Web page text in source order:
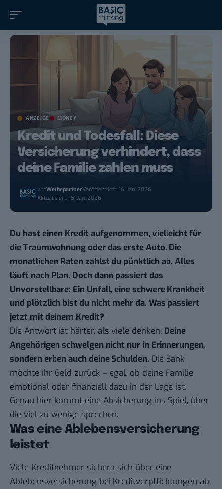
ANZEIGE MONEY
Kredit und Todesfall: Diese
Versicherung verhindert, dass
deine Familie zahlen muss
vonWerbepartnerVeröffentlicht: 16. Jan. 2026
Aktualisiert: 15. Jan. 2026
Du hast einen Kredit aufgenommen, vielleicht für
die Traumwohnung oder das erste Auto. Die
monatlichen Raten zahlst du pünktlich ab. Alles
läuft nach Plan. Doch dann passiert das
Unvorstellbare: Ein Unfall, eine schwere Krankheit
und plötzlich bist du nicht mehr da. Was passiert
jetzt mit deinem Kredit?
Die Antwort ist härter, als viele denken: Deine
Angehörigen schwelgen nicht nur in Erinnerungen,
sondern erben auch deine Schulden. Die Bank
möchte ihr Geld zurück – egal, ob deine Familie
emotional oder finanziell dazu in der Lage ist.
Genau hier kommt eine Absicherung ins Spiel, über
die viel zu wenige sprechen.
Was eine Ablebensversicherung
leistet
Viele Kreditnehmer sichern sich über eine
Ablebensversicherung bei Kreditverpflichtungen ab.